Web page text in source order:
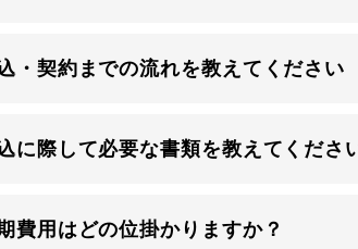
・契約までの流れを教えてください
に際して必要な書類を教えてくださ
費用はどの位掛かりますか？